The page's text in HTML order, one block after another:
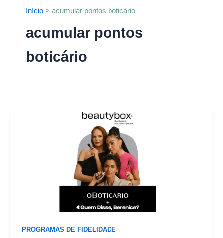
Início acumular pontos boticário
acumular pontos
boticário
PROGRAMAS DE FIDELIDADE